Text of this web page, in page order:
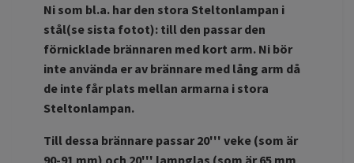
Ni som bl.a. har den stora Steltonlampan i
stål(se sista fotot): till den passar den
förnicklade brännaren med kort arm. Ni bör
inte använda er av brännare med lång arm då
de inte får plats mellan armarna i stora
Steltonlampan.
Till dessa brännare passar 20''' veke (som är
90-91 mm) och 20''' lampglas (som är 65 mm